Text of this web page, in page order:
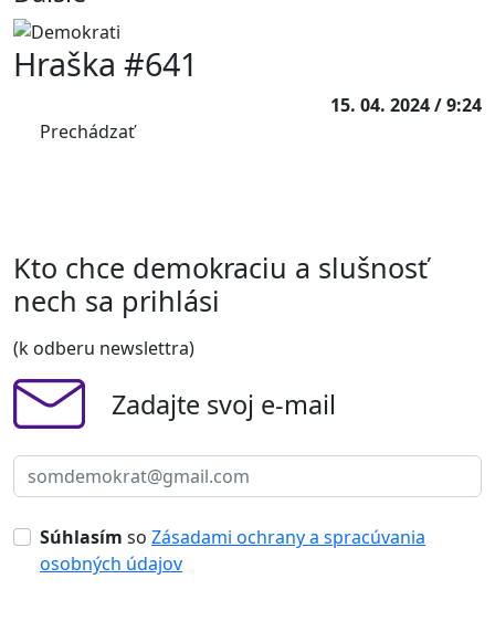
Prechádzať
Hraška #641
15. 04. 2024 / 9:24
Kto chce demokraciu a slušnosť
nech sa prihlási
(k odberu newslettra)
Zadajte svoj e-mail
Súhlasím so Zásadami ochrany a spracúvania
osobných údajov